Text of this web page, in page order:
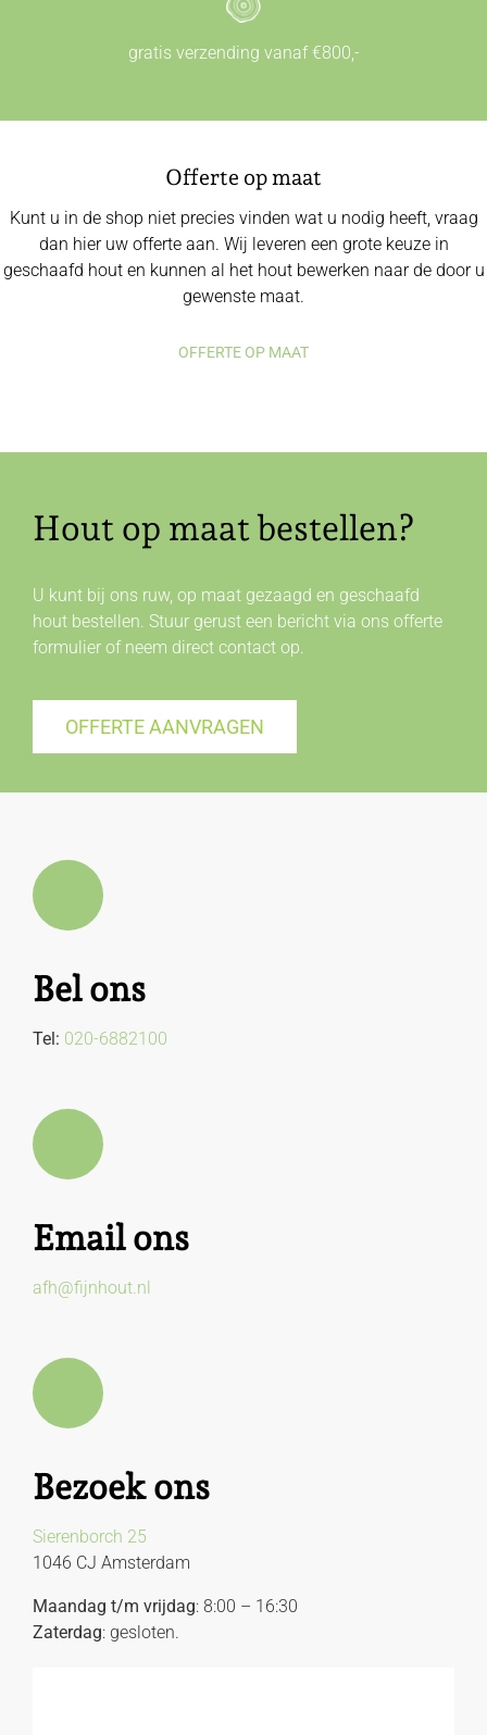
gratis verzending vanaf €800,-
Offerte op maat
Kunt u in de shop niet precies vinden wat u nodig heeft, vraag
dan hier uw offerte aan. Wij leveren een grote keuze in
geschaafd hout en kunnen al het hout bewerken naar de door u
gewenste maat.
OFFERTE OP MAAT
Hout op maat bestellen?
U kunt bij ons ruw, op maat gezaagd en geschaafd
hout bestellen. Stuur gerust een bericht via ons offerte
formulier of neem direct contactop.
OFFERTE AANVRAGEN
Bel ons
Tel: 020-6882100
Email ons
afh@fijnhout.nl
Bezoek ons
Sierenborch 25
1046 CJ Amsterdam
Maandag t/m vrijdag: 8:00 – 16:30
Zaterdag: gesloten.